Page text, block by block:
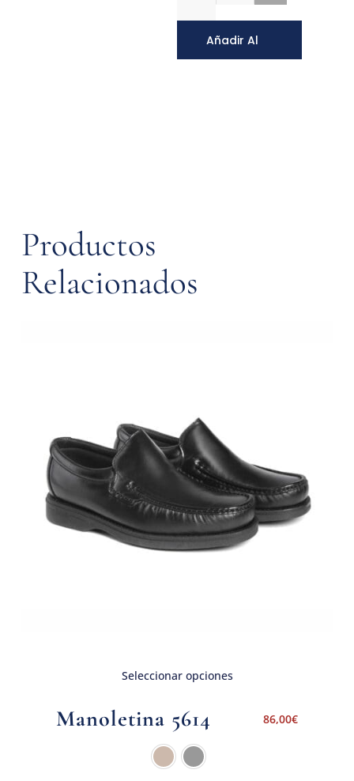
Añadir Al
Productos
Relacionados
Seleccionar opciones
Manoletina 5614 86,00€